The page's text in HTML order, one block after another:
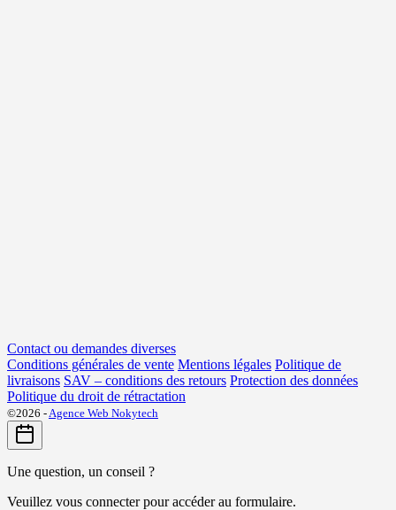
Contact ou demandes diverses
Conditions générales de vente Mentions légales Politique de
livraisons SAV – conditions des retours Protection des données
Politique du droit de rétractation
©2026 -Agence Web Nokytech
Une question, un conseil ?
Veuillez vous connecter pour accéder au formulaire.